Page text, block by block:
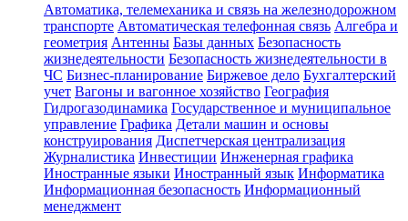
Автоматика, телемеханика и связь на железнодорожном
транспорте Автоматическая телефонная связь Алгебра и
геометрия Антенны Базы данных Безопасность
жизнедеятельности Безопасность жизнедеятельности в
ЧС Бизнес-планирование Биржевое дело Бухгалтерский
учет Вагоны и вагонное хозяйство География
Гидрогазодинамика Государственное и муниципальное
управление Графика Детали машин и основы
конструирования Диспетчерская централизация
Журналистика Инвестиции Инженерная графика
Иностранные языки Иностранный язык Информатика
Информационная безопасность Информационный
менеджмент